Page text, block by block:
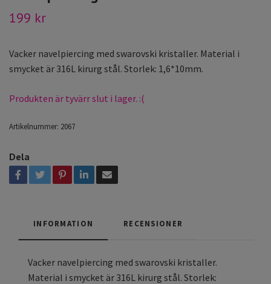
199 kr
Vacker navelpiercing med swarovski kristaller. Material i
smycket är 316L kirurg stål. Storlek: 1,6*10mm.
Produkten är tyvärr slut i lager. :(
Artikelnummer: 2067
Dela
INFORMATION RECENSIONER
Vacker navelpiercing med swarovski kristaller.
Material i smycket är 316L kirurg stål. Storlek: